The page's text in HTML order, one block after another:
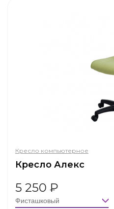
Кресло компьютерное
Кресло Алекс
5 250 ₽